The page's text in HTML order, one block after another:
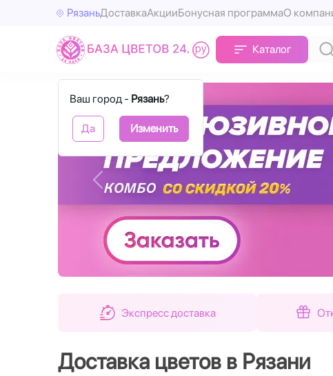
РязаньДоставкаАкцииБонусная программаО
Каталог
Ваш город - Рязань?
Да Изменить
Назад
Экспресс доставка
Доставка цветов в Рязани